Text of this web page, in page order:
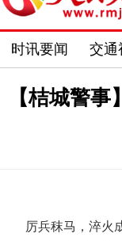
时讯要闻 交通
【桔城警
厉兵秣马，淬火